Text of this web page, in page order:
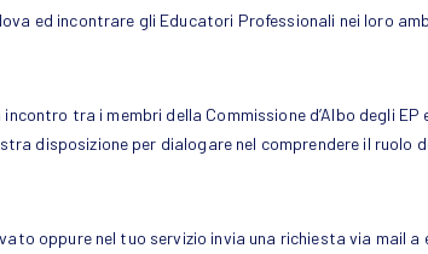
ed incontrare gli Educatori Professionali nei loro
tra i membri della Commissione d’Albo degli
disposizione per dialogare nel comprendere il ruolo
oppure nel tuo servizio invia una richiesta via mail